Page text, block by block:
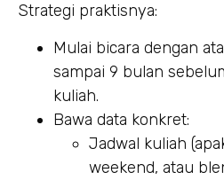
Strategi praktisnya:
Mulai bicara dengan
sampai 9 bulan
kuliah.
Bawa data konkret:
Jadwal kuliah
weekend, atau